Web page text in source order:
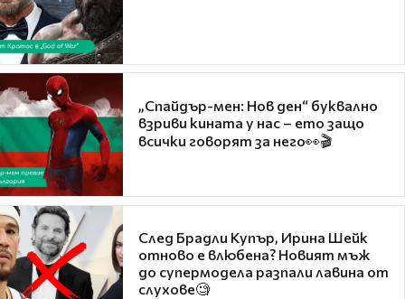
„Спайдър-мен: Нов ден“ буквално
взриви кината у нас – ето защо
всички говорят за него👀🎬
След Брадли Купър, Ирина Шейк
отново е влюбена? Новият мъж
до супермодела разпали лавина от
слухове🧐